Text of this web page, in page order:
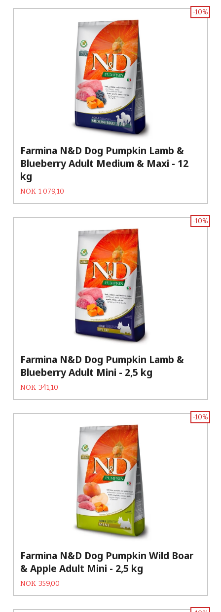
Farmina N&D Dog Pumpkin Lamb &
Blueberry Adult Medium & Maxi - 12
kg
Tilbud
NOK 1 079,10Rabatt
-10%
Farmina N&D Dog Pumpkin Lamb &
Blueberry Adult Mini - 2,5 kg
Tilbud
NOK 341,10Rabatt
-10%
Farmina N&D Dog Pumpkin Wild Boar
& Apple Adult Mini - 2,5 kg
Tilbud
NOK 359,00Rabatt
-10%